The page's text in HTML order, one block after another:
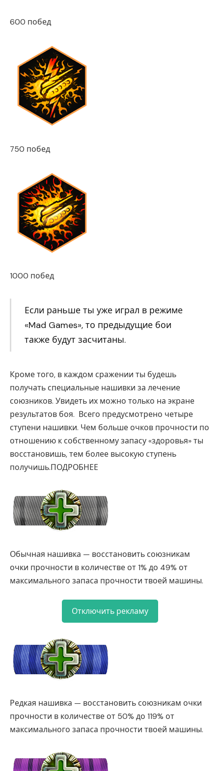
600 побед
750 побед
1000 побед
Если раньше ты уже играл в режиме
«Mad Games», то предыдущие бои
также будут засчитаны.
Кроме того, в каждом сражении ты будешь
получать специальные нашивки за лечение
союзников. Увидеть их можно только на экране
результатов боя. Всего предусмотрено четыре
ступени нашивки. Чем больше очков прочности по
отношению к собственному запасу «здоровья» ты
восстановишь, тем более высокую ступень
получишь.ПОДРОБНЕЕ
Обычная нашивка — восстановить союзникам
очки прочности в количестве от 1% до 49% от
максимального запаса прочности твоей машины.
Отключить рекламу
Редкая нашивка — восстановить союзникам очки
прочности в количестве от 50% до 119% от
максимального запаса прочности твоей машины.